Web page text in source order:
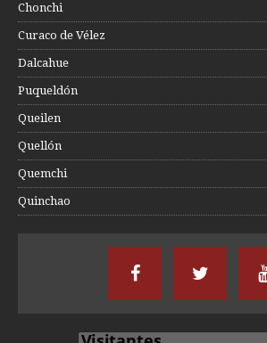
Chonchi
Curaco de Vélez
Dalcahue
Puqueldón
Queilen
Quellón
Quemchi
Quinchao